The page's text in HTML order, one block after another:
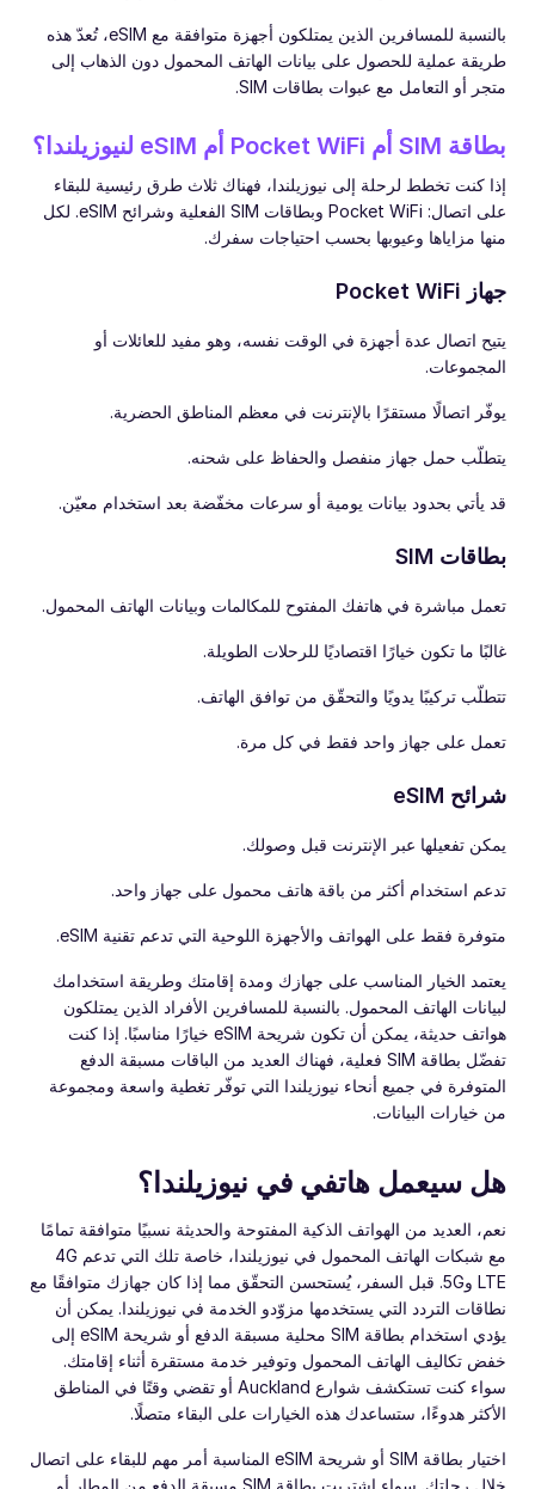
بالنسبة للمسافرين الذين يمتلكون أجهزة متوافقة مع eSIM، تُعدّ هذه
طريقة عملية للحصول على بيانات الهاتف المحمول دون الذهاب إلى
متجر أو التعامل مع عبوات بطاقات SIM.
بطاقة SIM أم Pocket WiFi أم eSIM لنيوزيلندا؟
إذا كنت تخطط لرحلة إلى نيوزيلندا، فهناك ثلاث طرق رئيسية للبقاء
على اتصال: Pocket WiFi وبطاقات SIM الفعلية وشرائح eSIM. لكل
منها مزاياها وعيوبها بحسب احتياجات سفرك.
جهاز Pocket WiFi
يتيح اتصال عدة أجهزة في الوقت نفسه، وهو مفيد للعائلات أو
المجموعات.
يوفّر اتصالًا مستقرًا بالإنترنت في معظم المناطق الحضرية.
يتطلّب حمل جهاز منفصل والحفاظ على شحنه.
قد يأتي بحدود بيانات يومية أو سرعات مخفّضة بعد استخدام معيّن.
بطاقات SIM
تعمل مباشرة في هاتفك المفتوح للمكالمات وبيانات الهاتف المحمول.
غالبًا ما تكون خيارًا اقتصاديًا للرحلات الطويلة.
تتطلّب تركيبًا يدويًا والتحقّق من توافق الهاتف.
تعمل على جهاز واحد فقط في كل مرة.
شرائح eSIM
يمكن تفعيلها عبر الإنترنت قبل وصولك.
تدعم استخدام أكثر من باقة هاتف محمول على جهاز واحد.
متوفرة فقط على الهواتف والأجهزة اللوحية التي تدعم تقنية eSIM.
يعتمد الخيار المناسب على جهازك ومدة إقامتك وطريقة استخدامك
لبيانات الهاتف المحمول. بالنسبة للمسافرين الأفراد الذين يمتلكون
هواتف حديثة، يمكن أن تكون شريحة eSIM خيارًا مناسبًا. إذا كنت
تفضّل بطاقة SIM فعلية، فهناك العديد من الباقات مسبقة الدفع
المتوفرة في جميع أنحاء نيوزيلندا التي توفّر تغطية واسعة ومجموعة
من خيارات البيانات.
هل سيعمل هاتفي في نيوزيلندا؟
نعم، العديد من الهواتف الذكية المفتوحة والحديثة نسبيًا متوافقة تمامًا
مع شبكات الهاتف المحمول في نيوزيلندا، خاصة تلك التي تدعم 4G
LTE و5G. قبل السفر، يُستحسن التحقّق مما إذا كان جهازك متوافقًا مع
نطاقات التردد التي يستخدمها مزوّدو الخدمة في نيوزيلندا. يمكن أن
يؤدي استخدام بطاقة SIM محلية مسبقة الدفع أو شريحة eSIM إلى
خفض تكاليف الهاتف المحمول وتوفير خدمة مستقرة أثناء إقامتك.
سواء كنت تستكشف شوارع Auckland أو تقضي وقتًا في المناطق
الأكثر هدوءًا، ستساعدك هذه الخيارات على البقاء متصلًا.
اختيار بطاقة SIM أو شريحة eSIM المناسبة أمر مهم للبقاء على اتصال
خلال رحلتك. سواء اشتريت بطاقة SIM مسبقة الدفع من المطار أو